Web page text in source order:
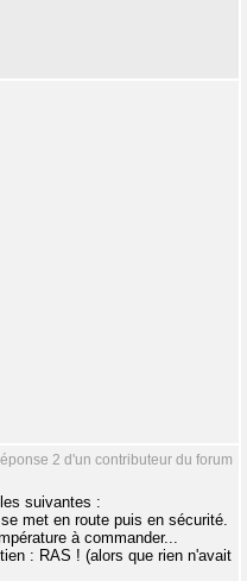
2 d'un contributeur du forum
suivantes :
met en route puis en sécurité.
à commander...
: RAS ! (alors que rien n'avait